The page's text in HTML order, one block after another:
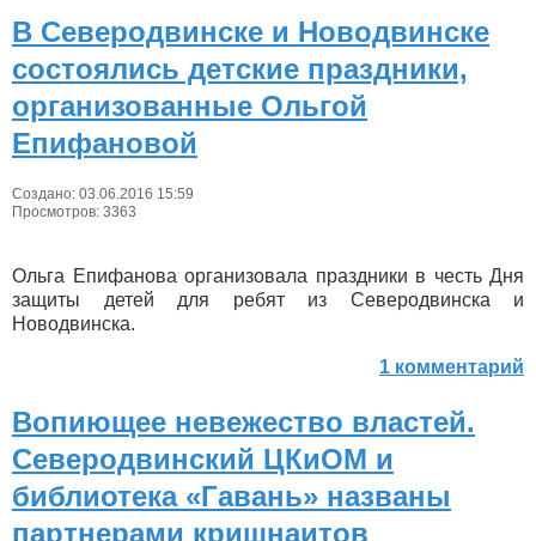
В Северодвинске и Новодвинске
состоялись детские праздники,
организованные Ольгой
Епифановой
Создано: 03.06.2016 15:59
Просмотров: 3363
Ольга Епифанова организовала праздники в честь Дня
защиты детей для ребят из Северодвинска и
Новодвинска.
1 комментарий
Вопиющее невежество властей.
Северодвинский ЦКиОМ и
библиотека «Гавань» названы
партнерами кришнаитов